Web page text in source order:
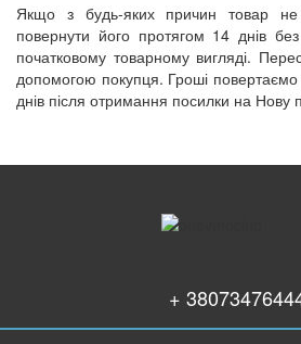
Якщо з будь-яких причин товар
повернути його протягом 14 днів
початковому товарному вигляді.
допомогою покупця. Гроші
днів після отримання посилки на Нову
+